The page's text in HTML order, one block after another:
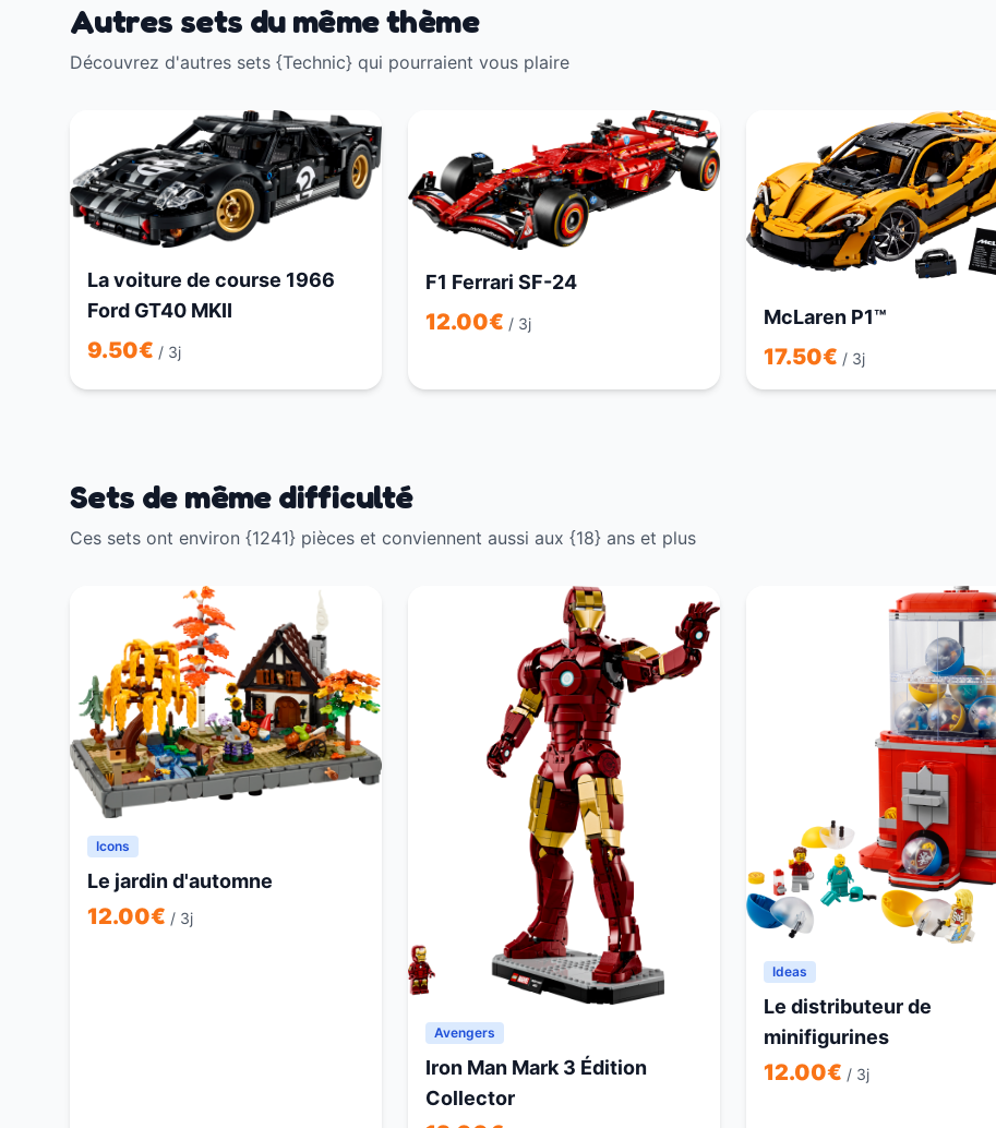
Autres sets du même thème
Découvrez d'autres sets {Technic} qui pourraient vous plaire
La voiture de course 1966
Ford GT40 MKII
9.50€ / 3j
F1 Ferrari SF-24
12.00€ / 3j McLaren P1™
17.50€ / 3j
Sets de même difficulté
Ces sets ont environ {1241} pièces et conviennent aussi aux {18} ans et plus
Icons
Le jardin d'automne
12.00€ / 3j
Avengers
Iron Man Mark 3 Édition
Collector
Ideas
Le distributeur de
minifigurines
12.00€ / 3j